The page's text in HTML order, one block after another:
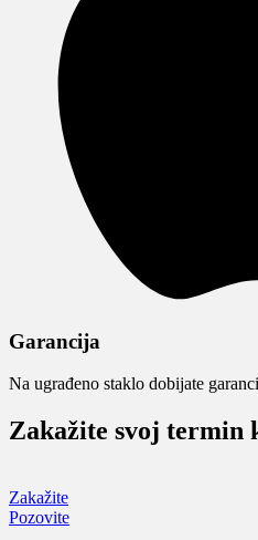
Garancija
Na ugrađeno staklo dobijate
Zakažite svoj termin
Zakažite
Pozovite